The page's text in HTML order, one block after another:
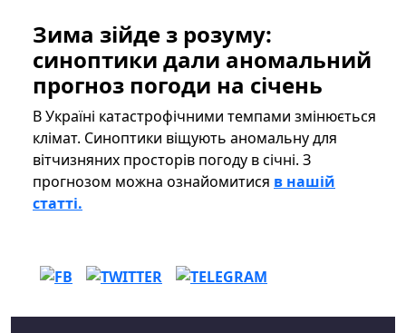
Зима зійде з розуму:
синоптики дали аномальний
прогноз погоди на січень
В Україні катастрофічними темпами змінюється
клімат. Синоптики віщують аномальну для
вітчизняних просторів погоду в січні. З
прогнозом можна ознайомитися в нашій
статті.